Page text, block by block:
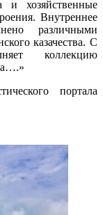
и хозяйственные
Внутреннее
различными
казачества. С
коллекцию
портала